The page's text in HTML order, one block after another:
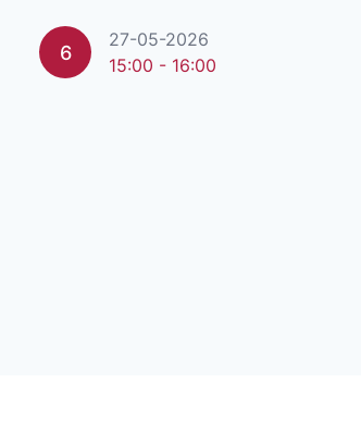
6
27-05-2026
15:00 - 16:00